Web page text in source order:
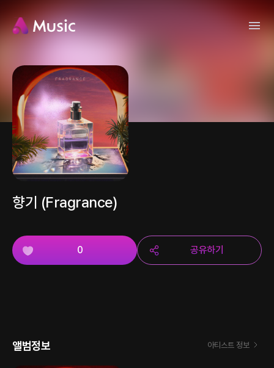
향기 (Fragrance)
0 공유하기
앨범정보 아티스트 정보